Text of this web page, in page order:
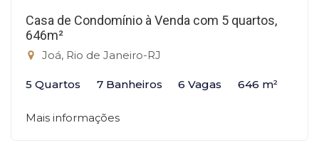
Casa de Condomínio à Venda com 5 quartos,
646m²
Joá, Rio de Janeiro-RJ
5 Quartos 7 Banheiros 6 Vagas 646 m²
Mais informações